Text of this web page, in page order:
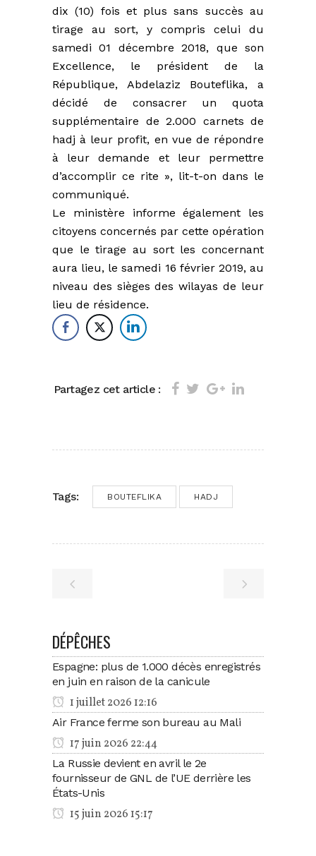
dix (10) fois et plus sans succès au
tirage au sort, y compris celui du
samedi 01 décembre 2018, que son
Excellence, le président de la
République, Abdelaziz Bouteflika, a
décidé de consacrer un quota
supplémentaire de 2.000 carnets de
hadj à leur profit, en vue de répondre
à leur demande et leur permettre
d’accomplir ce rite », lit-t-on dans le
communiqué.
Le ministère informe également les
citoyens concernés par cette opération
que le tirage au sort les concernant
aura lieu, le samedi 16 février 2019, au
niveau des sièges des wilayas de leur
lieu de résidence.
Partagez cet article :
Tags: BOUTEFLIKA HADJ
DÉPÊCHES
Espagne: plus de 1.000 décès enregistrés
en juin en raison de la canicule
1 juillet 2026 12:16
Air France ferme son bureau au Mali
17 juin 2026 22:44
La Russie devient en avril le 2e
fournisseur de GNL de l’UE derrière les
États-Unis
15 juin 2026 15:17